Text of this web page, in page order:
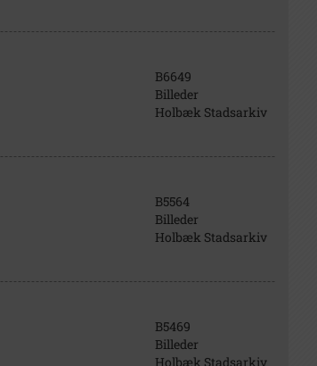
B6649
Billeder
Holbæk Stadsarkiv
B5564
Billeder
Holbæk Stadsarkiv
B5469
Billeder
Holbæk Stadsarkiv